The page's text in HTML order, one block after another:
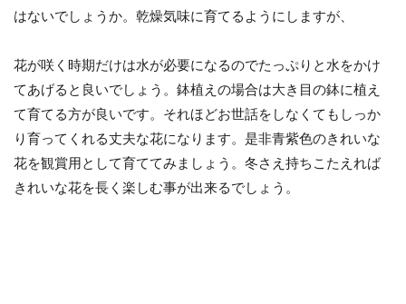
はないでしょうか。乾燥気味に育てるようにしますが、
花が咲く時期だけは水が必要になるのでたっぷりと水をかけ
てあげると良いでしょう。鉢植えの場合は大き目の鉢に植え
て育てる方が良いです。それほどお世話をしなくてもしっか
り育ってくれる丈夫な花になります。是非青紫色のきれいな
花を観賞用として育ててみましょう。冬さえ持ちこたえれば
きれいな花を長く楽しむ事が出来るでしょう。